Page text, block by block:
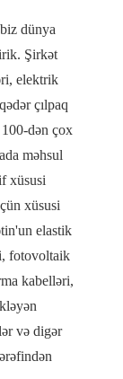
dünya
Şirkət
elektrik
çılpaq
dən çox
məhsul
xüsusi
xüsusi
elastik
fotovoltaik
kabelləri,
və digər